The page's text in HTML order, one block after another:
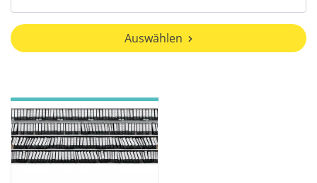
Auswählen